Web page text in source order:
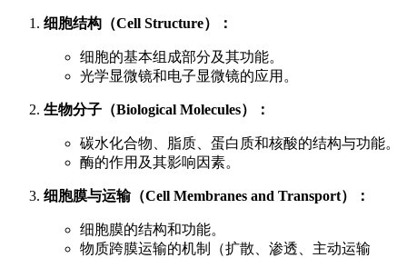
细胞结构（Cell Structure）：
细胞的基本组成部分及其功能。
光学显微镜和电子显微镜的应用。
生物分子（Biological Molecules）：
碳水化合物、脂质、蛋白质和核酸的结构与功能。
酶的作用及其影响因素。
细胞膜与运输（Cell Membranes and Transport）：
细胞膜的结构和功能。
物质跨膜运输的机制（扩散、渗透、主动运输